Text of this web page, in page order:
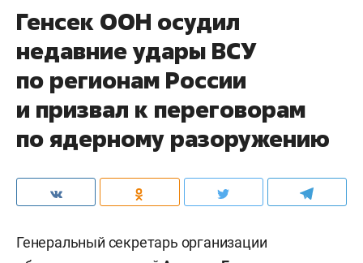
Генсек ООН осудил
недавние удары ВСУ
по регионам России
и призвал к переговорам
по ядерному разоружению
Генеральный секретарь организации